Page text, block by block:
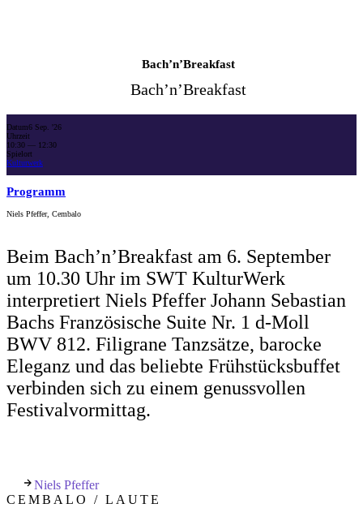
Bach’n’Breakfast
Bach’n’Breakfast
Datum6 Sep. '26
Uhrzeit
10:30 — 12:30
Spielort
Kulturwerk
Programm
Niels Pfeffer, Cembalo
Beim Bach’n’Breakfast am 6. September
um 10.30 Uhr im SWT KulturWerk
interpretiert Niels Pfeffer Johann Sebastian
Bachs Französische Suite Nr. 1 d-Moll
BWV 812. Filigrane Tanzsätze, barocke
Eleganz und das beliebte Frühstücksbuffet
verbinden sich zu einem genussvollen
Festivalvormittag.
Niels Pfeffer
CEMBALO / LAUTE